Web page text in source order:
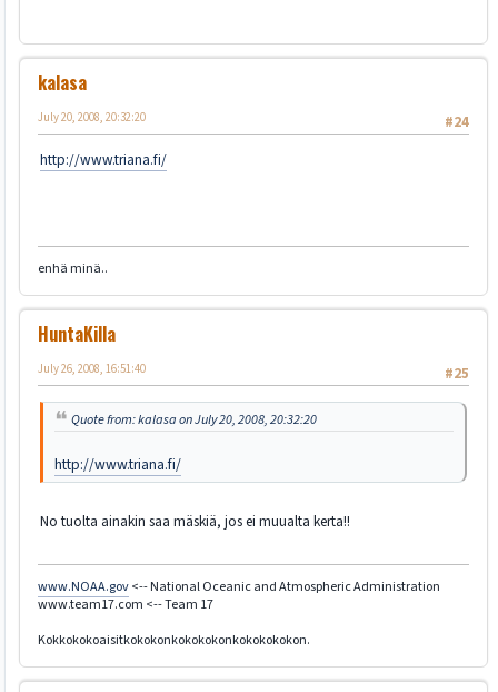
kalasa
#24
July 20, 2008, 20:32:20
http://www.triana.fi/
enhä minä..
HuntaKilla
#25
July 26, 2008, 16:51:40
Quote from: kalasa on July 20, 2008, 20:32:20
http://www.triana.fi/
No tuolta ainakin saa mäskiä, jos ei muualta kerta!!
www.NOAA.gov<-- National Oceanic and Atmospheric Administration
www.team17.com <-- Team 17
Kokkokokoaisitkokokonkokokokonkokokokokon.